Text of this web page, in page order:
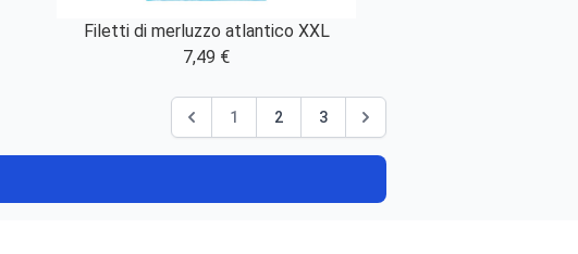
Filetti di merluzzo atlantico XXL
7,49 €
1 2 3